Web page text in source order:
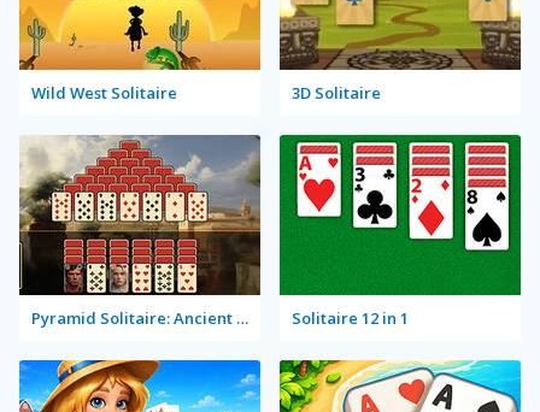
Wild West Solitaire 3D Solitaire
Pyramid Solitaire: Ancient Rome Solitaire 12 in 1